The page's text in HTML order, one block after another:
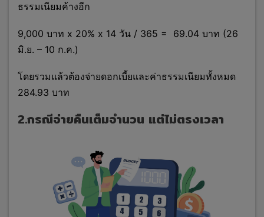
ธรรมเนียมค้างอีก
9,000 บาท x 20% x 14 วัน / 365 = 69.04 บาท (26
มิ.ย. – 10 ก.ค.)
โดยรวมแล้วต้องจ่ายดอกเบี้ยและค่าธรรมเนียมทั้งหมด
284.93 บาท
2.กรณีจ่ายคืนเต็มจำนวน แต่ไม่ตรงเวลา